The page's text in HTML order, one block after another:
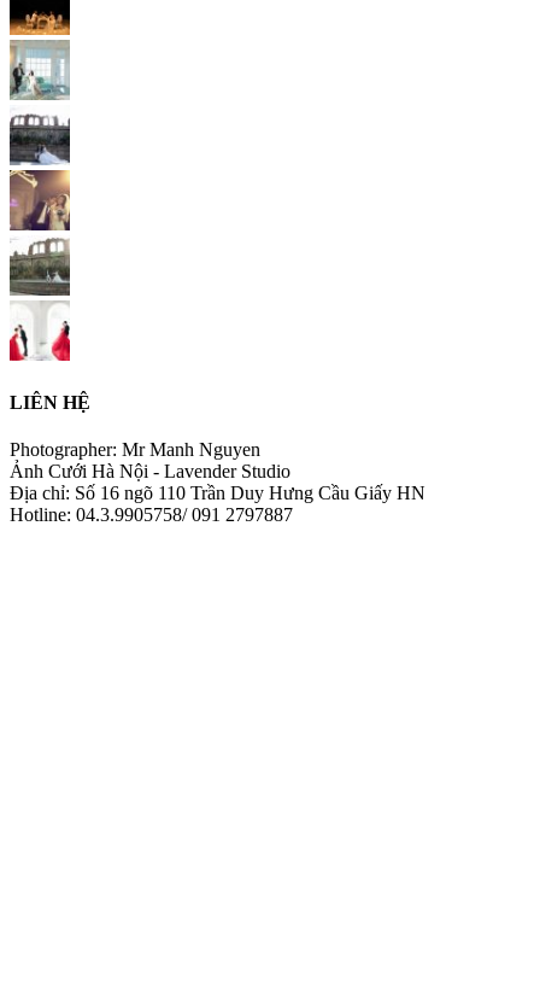
LIÊN HỆ
Photographer: Mr Manh Nguyen
Ảnh Cưới Hà Nội - Lavender Studio
Địa chỉ: Số 16 ngõ 110 Trần Duy Hưng Cầu Giấy HN
Hotline: 04.3.9905758/ 091 2797887